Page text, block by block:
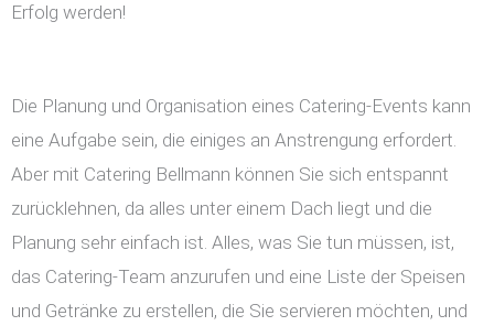
Erfolg werden!
Die Planung und Organisation eines Catering-Events kann
eine Aufgabe sein, die einiges an Anstrengung erfordert.
Aber mit Catering Bellmann können Sie sich entspannt
zurücklehnen, da alles unter einem Dach liegt und die
Planung sehr einfach ist. Alles, was Sie tun müssen, ist,
das Catering-Team anzurufen und eine Liste der Speisen
und Getränke zu erstellen, die Sie servieren möchten, und